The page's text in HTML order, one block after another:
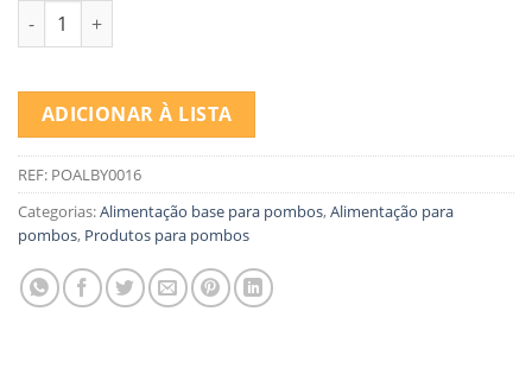
Quantidade de BEYERS VIUVEZ PREMIUM 20 KG
ADICIONAR À LISTA
REF: POALBY0016
Categorias:Alimentação base para pombos,Alimentação para
pombos, Produtos para pombos